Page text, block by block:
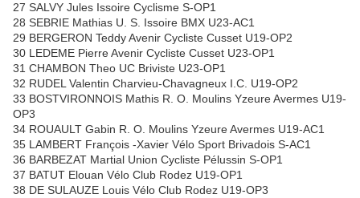
27 SALVY Jules Issoire Cyclisme S-OP1
28 SEBRIE Mathias U. S. Issoire BMX U23-AC1
29 BERGERON Teddy Avenir Cycliste Cusset U19-OP2
30 LEDEME Pierre Avenir Cycliste Cusset U23-OP1
31 CHAMBON Theo UC Briviste U23-OP1
32 RUDEL Valentin Charvieu-Chavagneux I.C. U19-OP2
33 BOSTVIRONNOIS Mathis R. O. Moulins Yzeure Avermes U19-
OP3
34 ROUAULT Gabin R. O. Moulins Yzeure Avermes U19-AC1
35 LAMBERT François -Xavier Vélo Sport Brivadois S-AC1
36 BARBEZAT Martial Union Cycliste Pélussin S-OP1
37 BATUT Elouan Vélo Club Rodez U19-OP1
38 DE SULAUZE Louis Vélo Club Rodez U19-OP3